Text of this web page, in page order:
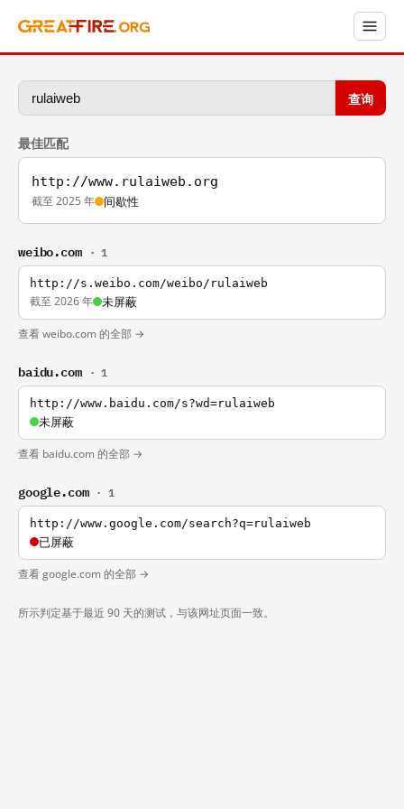
查询
最佳匹配
http://www.rulaiweb.org
截至 2025 年 间歇性
weibo.com · 1
http://s.weibo.com/weibo/rulaiweb
截至 2026 年 未屏蔽
查看 weibo.com 的全部 →
baidu.com · 1
http://www.baidu.com/s?wd=rulaiweb
未屏蔽
查看 baidu.com 的全部 →
google.com · 1
http://www.google.com/search?q=rulaiweb
已屏蔽
查看 google.com 的全部 →
所示判定基于最近 90 天的测试，与该网址页面一致。